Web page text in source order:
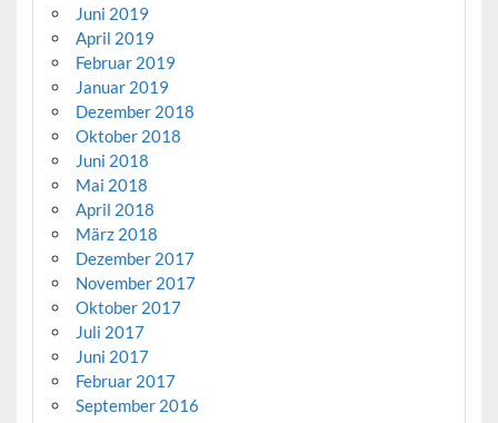
Juni 2019
April 2019
Februar 2019
Januar 2019
Dezember 2018
Oktober 2018
Juni 2018
Mai 2018
April 2018
März 2018
Dezember 2017
November 2017
Oktober 2017
Juli 2017
Juni 2017
Februar 2017
September 2016